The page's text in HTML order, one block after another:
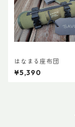
はなまる座布団
¥5,390